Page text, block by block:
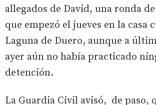
allegados de David, una ronda
que empezó el jueves en la casa
Laguna de Duero, aunque a
ayer aún no había practicado
detención.
La Guardia Civil avisó, de paso,